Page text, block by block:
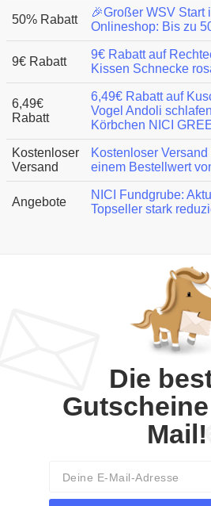
50% Rabatt
🎉Großer WSV Start
Onlineshop: Bis zu
9€ Rabatt
9€ Rabatt auf
Kissen Schnecke
6,49€
Rabatt
6,49€ Rabatt auf
Vogel Andoli
Körbchen NICI
Kostenloser
Versand
Kostenloser
einem Bestellwert
Angebote
NICI Fundgrube:
Topseller stark
Die
Mail!